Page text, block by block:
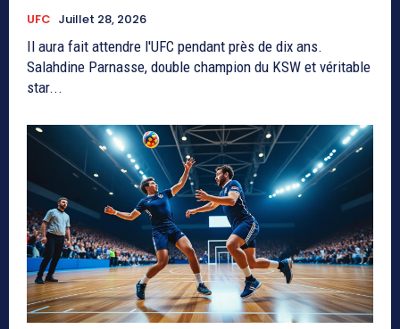
UFC Juillet 28, 2026
Il aura fait attendre l'UFC pendant près de dix ans.
Salahdine Parnasse, double champion du KSW et véritable
star...